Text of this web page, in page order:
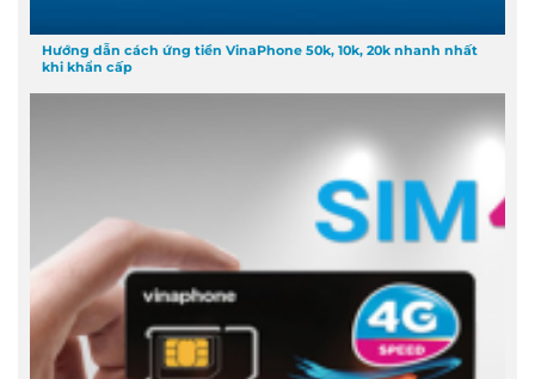
Hướng dẫn cách ứng tiền VinaPhone 50k, 10k, 20k nhanh nhất
khi khẩn cấp